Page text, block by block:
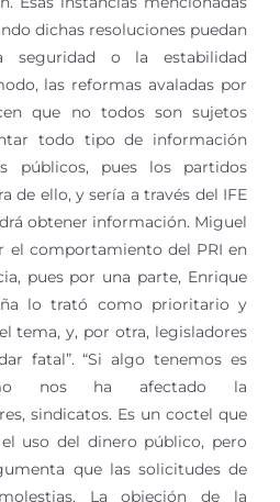
dichas resoluciones puedan
seguridad o la estabilidad
las reformas avaladas por
que no todos son sujetos
todo tipo de información
públicos, pues los partidos
de ello, y sería a través del IFE
obtener información. Miguel
el comportamiento del PRI en
pues por una parte, Enrique
lo trató como prioritario y
tema, y, por otra, legisladores
fatal”. “Si algo tenemos es
nos ha afectado la
sindicatos. Es un coctel que
uso del dinero público, pero
que las solicitudes de
La objeción de la